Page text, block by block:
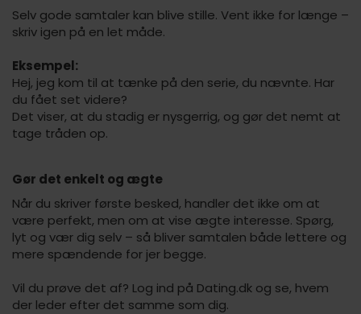
Selv gode samtaler kan blive stille. Vent ikke for længe –
skriv igen på en let måde.
Eksempel:
Hej, jeg kom til at tænke på den serie, du nævnte. Har
du fået set videre?
Det viser, at du stadig er nysgerrig, og gør det nemt at
tage tråden op.
Gør det enkelt og ægte
Når du skriver første besked, handler det ikke om at
være perfekt, men om at vise ægte interesse. Spørg,
lyt og vær dig selv – så bliver samtalen både lettere og
mere spændende for jer begge.
Vil du prøve det af? Log ind på Dating.dk og se, hvem
der leder efter det samme som dig.